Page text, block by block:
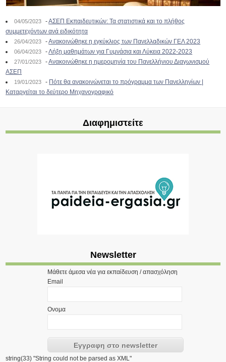
04/05/2023 -ΑΣΕΠ Εκπαιδευτικών: Τα στατιστικά και το πλήθος
συμμετεχόντων ανά ειδικότητα
26/04/2023 -Ανακοινώθηκε η εγκύκλιος των Πανελλαδικών ΓΕΛ 2023
06/04/2023 -Λήξη μαθημάτων για Γυμνάσια και Λύκεια 2022-2023
27/01/2023 -Ανακοινώθηκε η ημερομηνία του Πανελλήνιου Διαγωνισμού
ΑΣΕΠ
19/01/2023 - Πότε θα ανακοινώνεται το πρόγραμμα των Πανελληνίων |
Καταργείται το δεύτερο Μηχανογραφικό
Διαφημιστείτε
Newsletter
Μάθετε άμεσα νέα για εκπαίδευση / απασχόληση
Email
Ονομα
string(33) "String could not be parsed as XML"